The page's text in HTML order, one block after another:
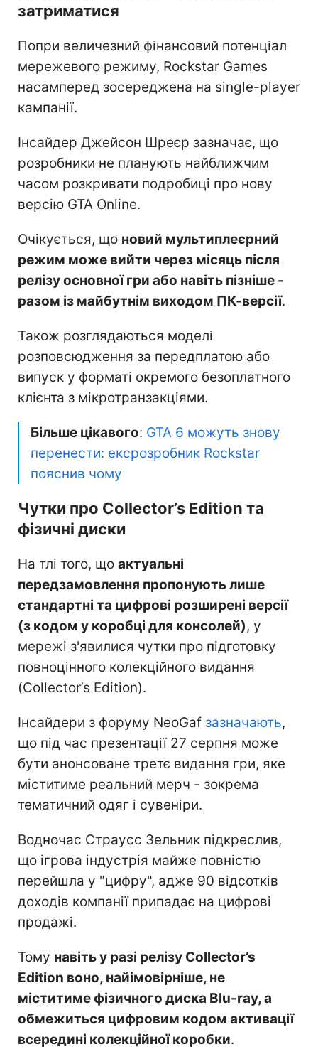
затриматися
Попри величезний фінансовий потенціал
мережевого режиму, Rockstar Games
насамперед зосереджена на single-player
кампанії.
Інсайдер Джейсон Шреєр зазначає, що
розробники не планують найближчим
часом розкривати подробиці про нову
версію GTA Online.
Очікується, що новий мультиплеєрний
режим може вийти через місяць після
релізу основної гри або навіть пізніше -
разом із майбутнім виходом ПК-версії.
Також розглядаються моделі
розповсюдження за передплатою або
випуск у форматі окремого безоплатного
клієнта з мікротранзакціями.
Більше цікавого: GTA 6 можуть знову
перенести: ексрозробник Rockstar
пояснив чому
Чутки про Collector’s Edition та
фізичні диски
На тлі того, що актуальні
передзамовлення пропонують лише
стандартні та цифрові розширені версії
(з кодом у коробці для консолей), у
мережі з'явилися чутки про підготовку
повноцінного колекційного видання
(Collector’s Edition).
Інсайдери з форуму NeoGaf зазначають,
що під час презентації 27 серпня може
бути анонсоване третє видання гри, яке
міститиме реальний мерч - зокрема
тематичний одяг і сувеніри.
Водночас Страусс Зельник підкреслив,
що ігрова індустрія майже повністю
перейшла у "цифру", адже 90 відсотків
доходів компанії припадає на цифрові
продажі.
Тому навіть у разі релізу Collector’s
Edition воно, найімовірніше, не
міститиме фізичного диска Blu-ray, а
обмежиться цифровим кодом активації
всередині колекційної коробки.